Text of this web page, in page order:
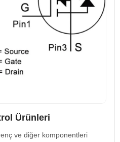
Ürünleri
ve diğer komponentleri